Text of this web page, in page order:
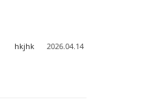
hkjhk 2026.04.14